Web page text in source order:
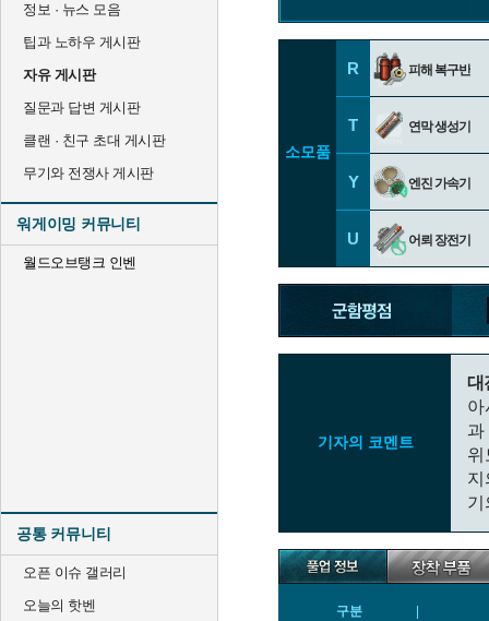
정보 · 뉴스 모음
팁과 노하우 게시판
자유 게시판
질문과 답변 게시판
클랜 · 친구 초대 게시판
무기와 전쟁사 게시판
워게이밍 커뮤니티
월드오브탱크 인벤
공통 커뮤니티
오픈 이슈 갤러리
오늘의 핫벤
소모품
R 피해 복구반
T 연막 생성기
Y 엔진 가속기
U 어뢰 장전기
기자의 코멘트
대
아
과
위
지
기
구분